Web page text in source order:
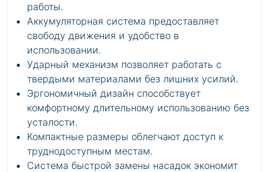
работы.
Аккумуляторная система предоставляет
свободу движения и удобство в
использовании.
Ударный механизм позволяет работать с
твердыми материалами без лишних усилий.
Эргономичный дизайн способствует
комфортному длительному использованию без
усталости.
Компактные размеры облегчают доступ к
труднодоступным местам.
Система быстрой замены насадок экономит